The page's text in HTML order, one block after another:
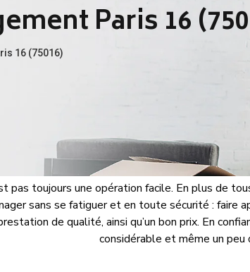
Paris 16
16 (75016)
pas toujours une opération facile. En plus de
sans se fatiguer et en toute sécurité : faire
de qualité, ainsi qu’un bon prix. En
considérable et même un